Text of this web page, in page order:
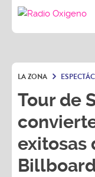
LA ZONA
Tour de
exitosas